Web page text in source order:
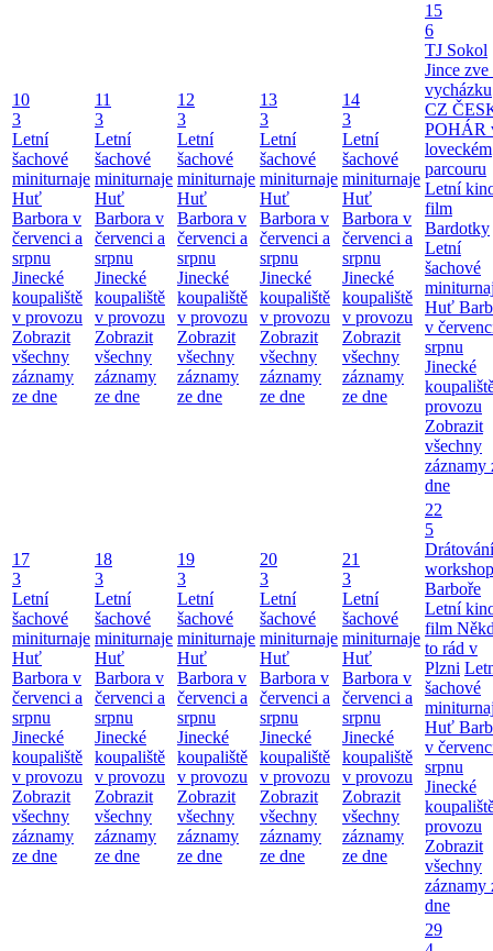
10
3
Letní
šachové
miniturnaje
Huť
Barbora v
červenci a
srpnu
Jinecké
koupaliště
v provozu
Zobrazit
všechny
záznamy
ze dne
11
3
Letní
šachové
miniturnaje
Huť
Barbora v
červenci a
srpnu
Jinecké
koupaliště
v provozu
Zobrazit
všechny
záznamy
ze dne
12
3
Letní
šachové
miniturnaje
Huť
Barbora v
červenci a
srpnu
Jinecké
koupaliště
v provozu
Zobrazit
všechny
záznamy
ze dne
13
3
Letní
šachové
miniturnaje
Huť
Barbora v
červenci a
srpnu
Jinecké
koupaliště
v provozu
Zobrazit
všechny
záznamy
ze dne
14
3
Letní
šachové
miniturnaje
Huť
Barbora v
červenci a
srpnu
Jinecké
koupaliště
v provozu
Zobrazit
všechny
záznamy
ze dne
15
6
TJ Sokol
Jince zve
vycházku
CZ
POHÁR
loveckém
parcouru
Letní
film
Bardotky
Letní
šachové
Huť
v
srpnu
Jinecké
provozu
Zobrazit
všechny
záznamy
dne
17
3
Letní
šachové
miniturnaje
Huť
Barbora v
červenci a
srpnu
Jinecké
koupaliště
v provozu
Zobrazit
všechny
záznamy
ze dne
18
3
Letní
šachové
miniturnaje
Huť
Barbora v
červenci a
srpnu
Jinecké
koupaliště
v provozu
Zobrazit
všechny
záznamy
ze dne
19
3
Letní
šachové
miniturnaje
Huť
Barbora v
červenci a
srpnu
Jinecké
koupaliště
v provozu
Zobrazit
všechny
záznamy
ze dne
20
3
Letní
šachové
miniturnaje
Huť
Barbora v
červenci a
srpnu
Jinecké
koupaliště
v provozu
Zobrazit
všechny
záznamy
ze dne
21
3
Letní
šachové
miniturnaje
Huť
Barbora v
červenci a
srpnu
Jinecké
koupaliště
v provozu
Zobrazit
všechny
záznamy
ze dne
22
5
Barboře
Letní
film
to rád v
Plzni
šachové
Huť
v
srpnu
Jinecké
provozu
Zobrazit
všechny
záznamy
dne
29